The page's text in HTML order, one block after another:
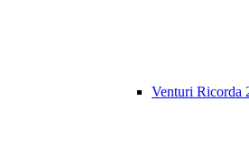
Venturi Ricorda